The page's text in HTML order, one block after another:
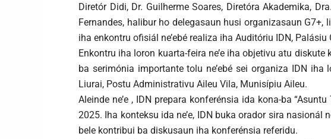
Diretór Didi, Dr. Guilherme Soares, Diretóra Akademika,
Fernandes, halibur ho delegasaun husi organizasaun G7+,
iha enkontru ofisiál ne’ebé realiza iha Auditóriu IDN, Palásiu
Enkontru iha loron kuarta-feira ne’e iha objetivu atu
ba serimónia importante tolu ne’ebé sei organiza IDN
Liurai, Postu Administrativu Aileu Vila, Munisípiu Aileu.
Aleinde ne’e , IDN prepara konferénsia ida kona-ba
2025. Iha konteksu ida ne’e, IDN buka orador sira nasionál
bele kontribui ba diskusaun iha konferénsia referidu.